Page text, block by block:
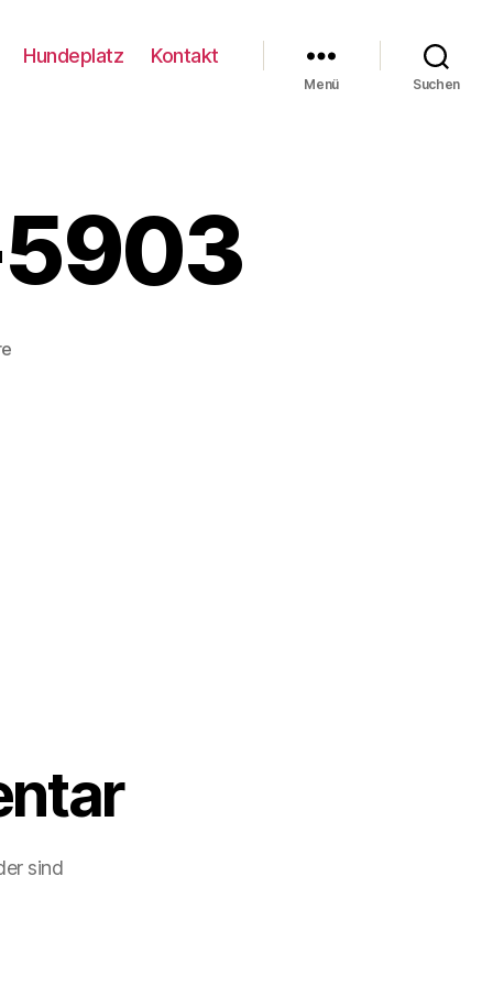
Hundeplatz Kontakt
Menü Suchen
sind